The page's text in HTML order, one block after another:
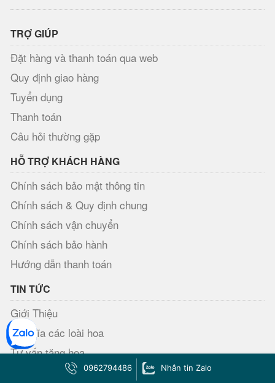
TRỢ GIÚP
Đặt hàng và thanh toán qua web
Quy định giao hàng
Tuyển dụng
Thanh toán
Câu hỏi thường gặp
HỖ TRỢ KHÁCH HÀNG
Chính sách bảo mật thông tin
Chính sách & Quy định chung
Chính sách vận chuyển
Chính sách bảo hành
Hướng dẫn thanh toán
TIN TỨC
Giới Thiệu
Ý nghĩa các loài hoa
Tư vấn tặng hoa
Sự tích các loài hoa0962794486 Nhắn tin Zalo